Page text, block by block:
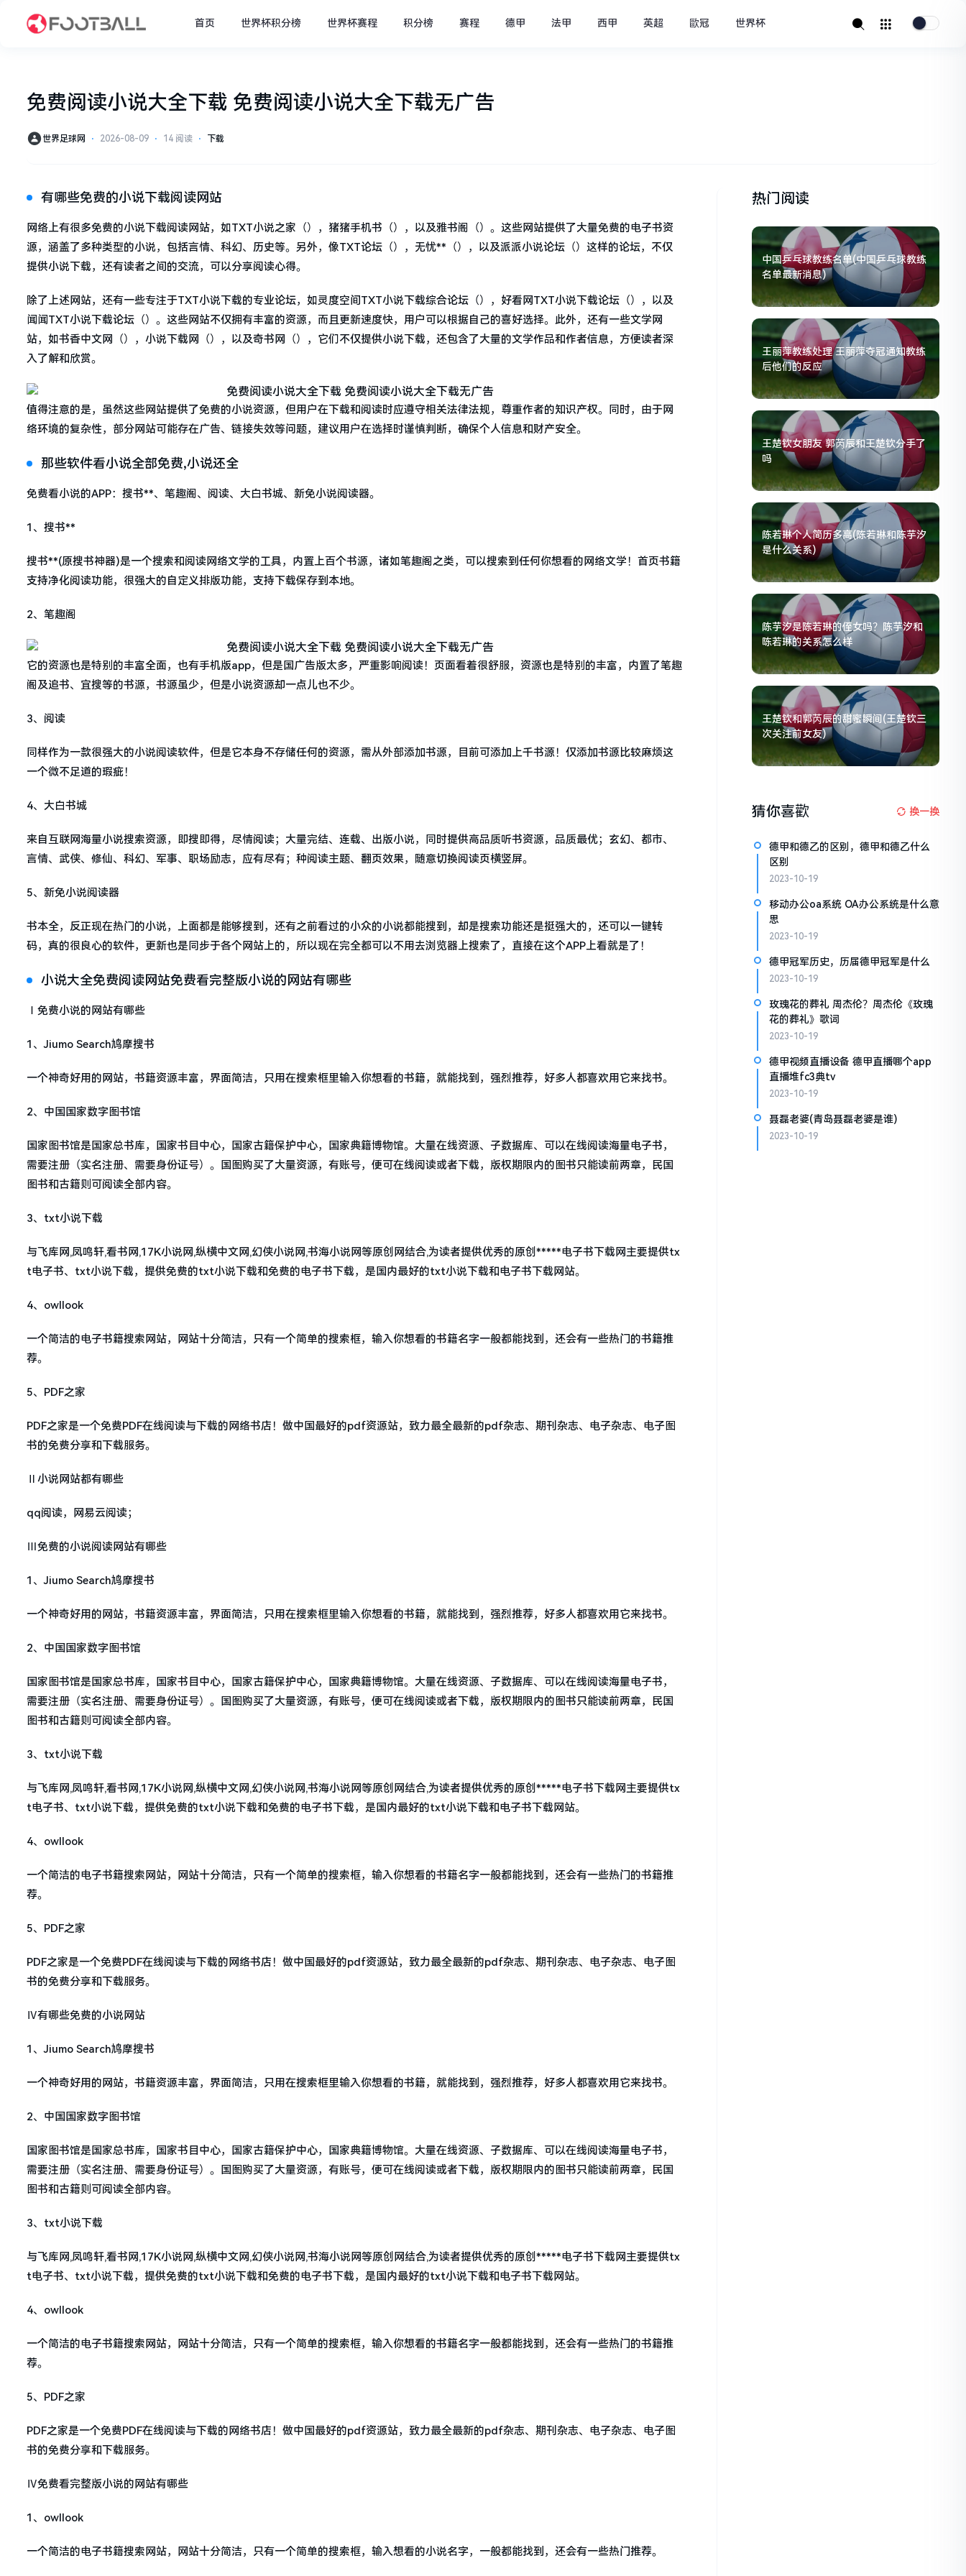
首页 世界杯积分榜 世界杯赛程 积分榜 赛程 德甲 法甲 西甲 英超 歐冠 世界杯
免费阅读小说大全下载 免费阅读小说大全下载无广告
世界足球网 ⋅ 2026-08-09 ⋅ 14 阅读 ⋅ 下载
有哪些免费的小说下载阅读网站
网络上有很多免费的小说下载阅读网站，如TXT小说之家（），猪猪手机书（），以及雅书阁（）。这些网站提供了大量免费的电子书资
源，涵盖了多种类型的小说，包括言情、科幻、历史等。另外，像TXT论坛（），无忧**（），以及派派小说论坛（）这样的论坛，不仅
提供小说下载，还有读者之间的交流，可以分享阅读心得。
除了上述网站，还有一些专注于TXT小说下载的专业论坛，如灵度空间TXT小说下载综合论坛（），好看网TXT小说下载论坛（），以及
闻闻TXT小说下载论坛（）。这些网站不仅拥有丰富的资源，而且更新速度快，用户可以根据自己的喜好选择。此外，还有一些文学网
站，如书香中文网（），小说下载网（），以及奇书网（），它们不仅提供小说下载，还包含了大量的文学作品和作者信息，方便读者深
入了解和欣赏。
值得注意的是，虽然这些网站提供了免费的小说资源，但用户在下载和阅读时应遵守相关法律法规，尊重作者的知识产权。同时，由于网
络环境的复杂性，部分网站可能存在广告、链接失效等问题，建议用户在选择时谨慎判断，确保个人信息和财产安全。
那些软件看小说全部免费,小说还全
免费看小说的APP：搜书**、笔趣阁、阅读、大白书城、新免小说阅读器。
1、搜书**
搜书**(原搜书神器)是一个搜索和阅读网络文学的工具，内置上百个书源，诸如笔趣阁之类，可以搜索到任何你想看的网络文学！首页书籍
支持净化阅读功能，很强大的自定义排版功能，支持下载保存到本地。
2、笔趣阁
它的资源也是特别的丰富全面，也有手机版app，但是国广告版太多，严重影响阅读！页面看着很舒服，资源也是特别的丰富，内置了笔趣
阁及追书、宜搜等的书源，书源虽少，但是小说资源却一点儿也不少。
3、阅读
同样作为一款很强大的小说阅读软件，但是它本身不存储任何的资源，需从外部添加书源，目前可添加上千书源！仅添加书源比较麻烦这
一个微不足道的瑕疵！
4、大白书城
来自互联网海量小说搜索资源，即搜即得，尽情阅读；大量完结、连载、出版小说，同时提供高品质听书资源，品质最优；玄幻、都市、
言情、武侠、修仙、科幻、军事、职场励志，应有尽有；种阅读主题、翻页效果，随意切换阅读页横竖屏。
5、新免小说阅读器
书本全，反正现在热门的小说，上面都是能够搜到，还有之前看过的小众的小说都能搜到，却是搜索功能还是挺强大的，还可以一键转
码，真的很良心的软件，更新也是同步于各个网站上的，所以现在完全都可以不用去浏览器上搜索了，直接在这个APP上看就是了！
小说大全免费阅读网站免费看完整版小说的网站有哪些
Ⅰ免费小说的网站有哪些
1、Jiumo Search鸠摩搜书
一个神奇好用的网站，书籍资源丰富，界面简洁，只用在搜索框里输入你想看的书籍，就能找到，强烈推荐，好多人都喜欢用它来找书。
2、中国国家数字图书馆
国家图书馆是国家总书库，国家书目中心，国家古籍保护中心，国家典籍博物馆。大量在线资源、子数据库、可以在线阅读海量电子书，
需要注册（实名注册、需要身份证号）。国图购买了大量资源，有账号，便可在线阅读或者下载，版权期限内的图书只能读前两章，民国
图书和古籍则可阅读全部内容。
3、txt小说下载
与飞库网,凤鸣轩,看书网,17K小说网,纵横中文网,幻侠小说网,书海小说网等原创网结合,为读者提供优秀的原创*****电子书下载网主要提供tx
t电子书、txt小说下载，提供免费的txt小说下载和免费的电子书下载，是国内最好的txt小说下载和电子书下载网站。
4、owllook
一个简洁的电子书籍搜索网站，网站十分简洁，只有一个简单的搜索框，输入你想看的书籍名字一般都能找到，还会有一些热门的书籍推
荐。
5、PDF之家
PDF之家是一个免费PDF在线阅读与下载的网络书店！做中国最好的pdf资源站，致力最全最新的pdf杂志、期刊杂志、电子杂志、电子图
书的免费分享和下载服务。
Ⅱ小说网站都有哪些
qq阅读，网易云阅读；
Ⅲ免费的小说阅读网站有哪些
1、Jiumo Search鸠摩搜书
一个神奇好用的网站，书籍资源丰富，界面简洁，只用在搜索框里输入你想看的书籍，就能找到，强烈推荐，好多人都喜欢用它来找书。
2、中国国家数字图书馆
国家图书馆是国家总书库，国家书目中心，国家古籍保护中心，国家典籍博物馆。大量在线资源、子数据库、可以在线阅读海量电子书，
需要注册（实名注册、需要身份证号）。国图购买了大量资源，有账号，便可在线阅读或者下载，版权期限内的图书只能读前两章，民国
图书和古籍则可阅读全部内容。
3、txt小说下载
与飞库网,凤鸣轩,看书网,17K小说网,纵横中文网,幻侠小说网,书海小说网等原创网结合,为读者提供优秀的原创*****电子书下载网主要提供tx
t电子书、txt小说下载，提供免费的txt小说下载和免费的电子书下载，是国内最好的txt小说下载和电子书下载网站。
4、owllook
一个简洁的电子书籍搜索网站，网站十分简洁，只有一个简单的搜索框，输入你想看的书籍名字一般都能找到，还会有一些热门的书籍推
荐。
5、PDF之家
PDF之家是一个免费PDF在线阅读与下载的网络书店！做中国最好的pdf资源站，致力最全最新的pdf杂志、期刊杂志、电子杂志、电子图
书的免费分享和下载服务。
Ⅳ有哪些免费的小说网站
1、Jiumo Search鸠摩搜书
一个神奇好用的网站，书籍资源丰富，界面简洁，只用在搜索框里输入你想看的书籍，就能找到，强烈推荐，好多人都喜欢用它来找书。
2、中国国家数字图书馆
国家图书馆是国家总书库，国家书目中心，国家古籍保护中心，国家典籍博物馆。大量在线资源、子数据库、可以在线阅读海量电子书，
需要注册（实名注册、需要身份证号）。国图购买了大量资源，有账号，便可在线阅读或者下载，版权期限内的图书只能读前两章，民国
图书和古籍则可阅读全部内容。
3、txt小说下载
与飞库网,凤鸣轩,看书网,17K小说网,纵横中文网,幻侠小说网,书海小说网等原创网结合,为读者提供优秀的原创*****电子书下载网主要提供tx
t电子书、txt小说下载，提供免费的txt小说下载和免费的电子书下载，是国内最好的txt小说下载和电子书下载网站。
4、owllook
一个简洁的电子书籍搜索网站，网站十分简洁，只有一个简单的搜索框，输入你想看的书籍名字一般都能找到，还会有一些热门的书籍推
荐。
5、PDF之家
PDF之家是一个免费PDF在线阅读与下载的网络书店！做中国最好的pdf资源站，致力最全最新的pdf杂志、期刊杂志、电子杂志、电子图
书的免费分享和下载服务。
Ⅳ免费看完整版小说的网站有哪些
1、owllook
一个简洁的电子书籍搜索网站，网站十分简洁，只有一个简单的搜索框，输入想看的小说名字，一般都能找到，还会有一些热门推荐。
热门阅读
中国乒乓球教练名单(中国乒乓球教练
名单最新消息)
王丽萍教练处理 王丽萍夺冠通知教练
后他们的反应
王楚钦女朋友 郭芮辰和王楚钦分手了
吗
陈若琳个人简历多高(陈若琳和陈芋汐
是什么关系)
陈芋汐是陈若琳的侄女吗？陈芋汐和
陈若琳的关系怎么样
王楚钦和郭芮辰的甜蜜瞬间(王楚钦三
次关注前女友)
猜你喜歡 换一换
德甲和德乙的区别，德甲和德乙什么
区别
2023-10-19
移动办公oa系统 OA办公系统是什么意
思
2023-10-19
德甲冠军历史，历届德甲冠军是什么
2023-10-19
玫瑰花的葬礼 周杰伦？周杰伦《玫瑰
花的葬礼》歌词
2023-10-19
德甲视频直播设备 德甲直播哪个app
直播堆fc3典tv
2023-10-19
聂磊老婆(青岛聂磊老婆是谁)
2023-10-19